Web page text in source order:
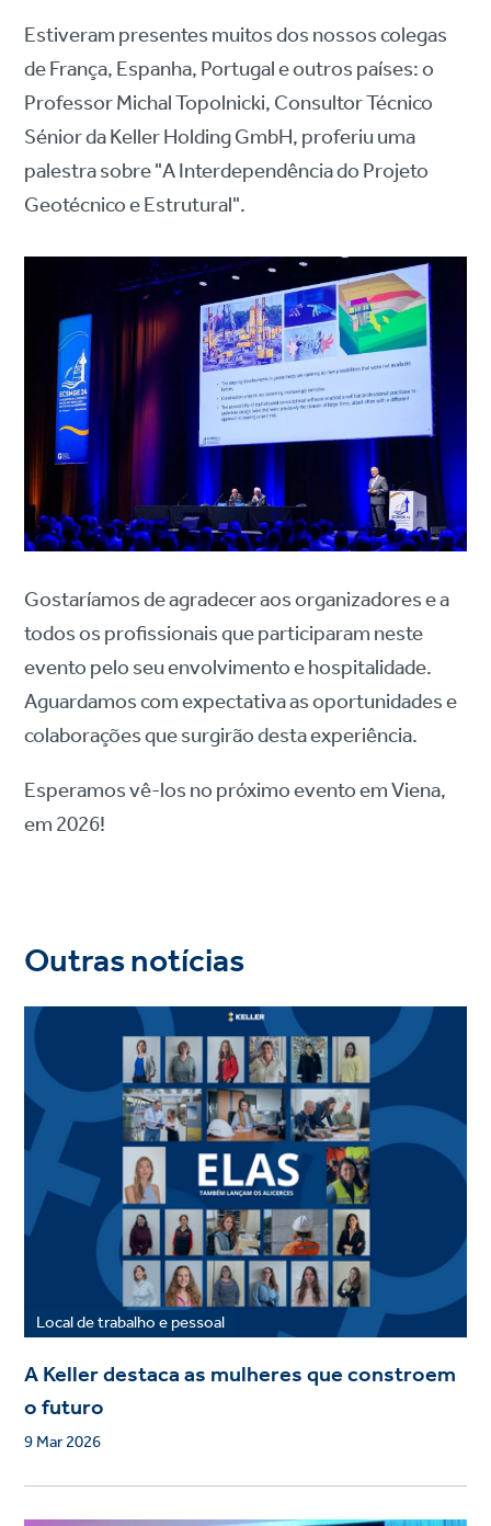
Estiveram presentes muitos dos nossos colegas
de França, Espanha, Portugal e outros países: o
Professor Michal Topolnicki, Consultor Técnico
Sénior da Keller Holding GmbH, proferiu uma
palestra sobre "A Interdependência do Projeto
Geotécnico e Estrutural".
Gostaríamos de agradecer aos organizadores e a
todos os profissionais que participaram neste
evento pelo seu envolvimento e hospitalidade.
Aguardamos com expectativa as oportunidades e
colaborações que surgirão desta experiência.
Esperamos vê-los no próximo evento em Viena,
em 2026!
Outras notícias
Local de trabalho e pessoal
A Keller destaca as mulheres que constroem
o futuro
9 Mar 2026